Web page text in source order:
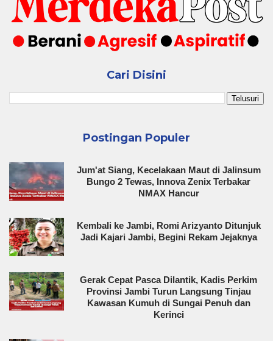
Cari Disini
Postingan Populer
Jum'at Siang, Kecelakaan Maut di Jalinsum
Bungo 2 Tewas, Innova Zenix Terbakar
NMAX Hancur
Kembali ke Jambi, Romi Arizyanto Ditunjuk
Jadi Kajari Jambi, Begini Rekam Jejaknya
Gerak Cepat Pasca Dilantik, Kadis Perkim
Provinsi Jambi Turun Langsung Tinjau
Kawasan Kumuh di Sungai Penuh dan
Kerinci